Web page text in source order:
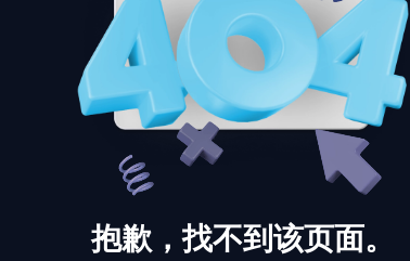
抱歉，找不到该页面。